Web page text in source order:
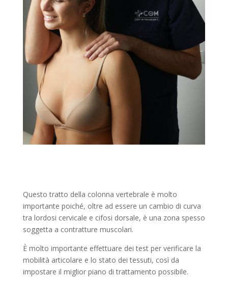
Questo tratto della colonna vertebrale è molto
importante poiché, oltre ad essere un cambio di curva
tra lordosi cervicale e cifosi dorsale, è una zona spesso
soggetta a contratture muscolari.
È molto importante effettuare dei test per verificare la
mobilità articolare e lo stato dei tessuti, così da
impostare il miglior piano di trattamento possibile.